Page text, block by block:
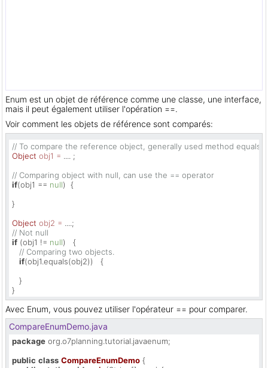
Enum est un objet de référence comme une classe, une interface,
mais il peut également utiliser l'opération ==.
Voir comment les objets de référence sont comparés:
// To compare the reference object, generally used method equals
Object obj1 = .... ;
// Comparing object with null, can use the == operator
if(obj1 == null)  {
}
Object obj2 =
// Not null
if (obj1 != null)   {
// Comparing two objects.
if(obj1.equals(obj2))   {
   }
}
Avec Enum, vous pouvez utiliser l'opérateur == pour comparer.
CompareEnumDemo.java
package org.o7planning.tutorial.javaenum;
public class CompareEnumDemo {